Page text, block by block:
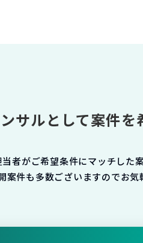
サルとして案件を
者がご希望条件にマッチした
案件も多数ございますのでお気